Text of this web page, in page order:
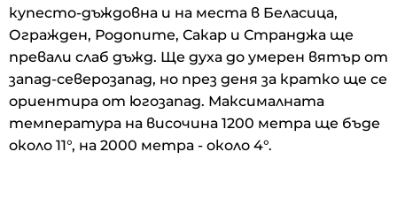
купесто-дъждовна и на места в Беласица,
Огражден, Родопите, Сакар и Странджа ще
превали слаб дъжд. Ще духа до умерен вятър от
запад-северозапад, но през деня за кратко ще се
ориентира от югозапад. Максималната
температура на височина 1200 метра ще бъде
около 11°, на 2000 метра - около 4°.